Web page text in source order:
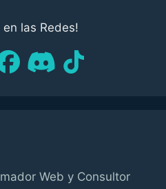
en las Redes!
Web y Consultor